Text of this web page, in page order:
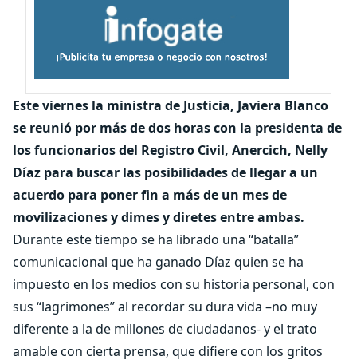
Este viernes la ministra de Justicia, Javiera Blanco
se reunió por más de dos horas con la presidenta de
los funcionarios del Registro Civil, Anercich, Nelly
Díaz para buscar las posibilidades de llegar a un
acuerdo para poner fin a más de un mes de
movilizaciones y dimes y diretes entre ambas.
Durante este tiempo se ha librado una “batalla”
comunicacional que ha ganado Díaz quien se ha
impuesto en los medios con su historia personal, con
sus “lagrimones” al recordar su dura vida –no muy
diferente a la de millones de ciudadanos- y el trato
amable con cierta prensa, que difiere con los gritos